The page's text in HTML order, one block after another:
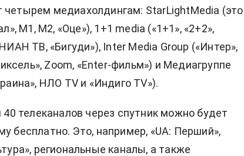
медиахолдингам: StarLightMedia (это
М1, М2, «Оце»), 1+1 media («1+1», «2+2»,
ТВ, «Бигуди»), Inter Media Group («Интер»,
Zoom, «Enter-фильм») и Медиагруппе
НЛО TV и «Индиго TV»).
телеканалов через спутник можно будет
бесплатно. Это, например, «UA: Перший»,
региональные каналы, а также